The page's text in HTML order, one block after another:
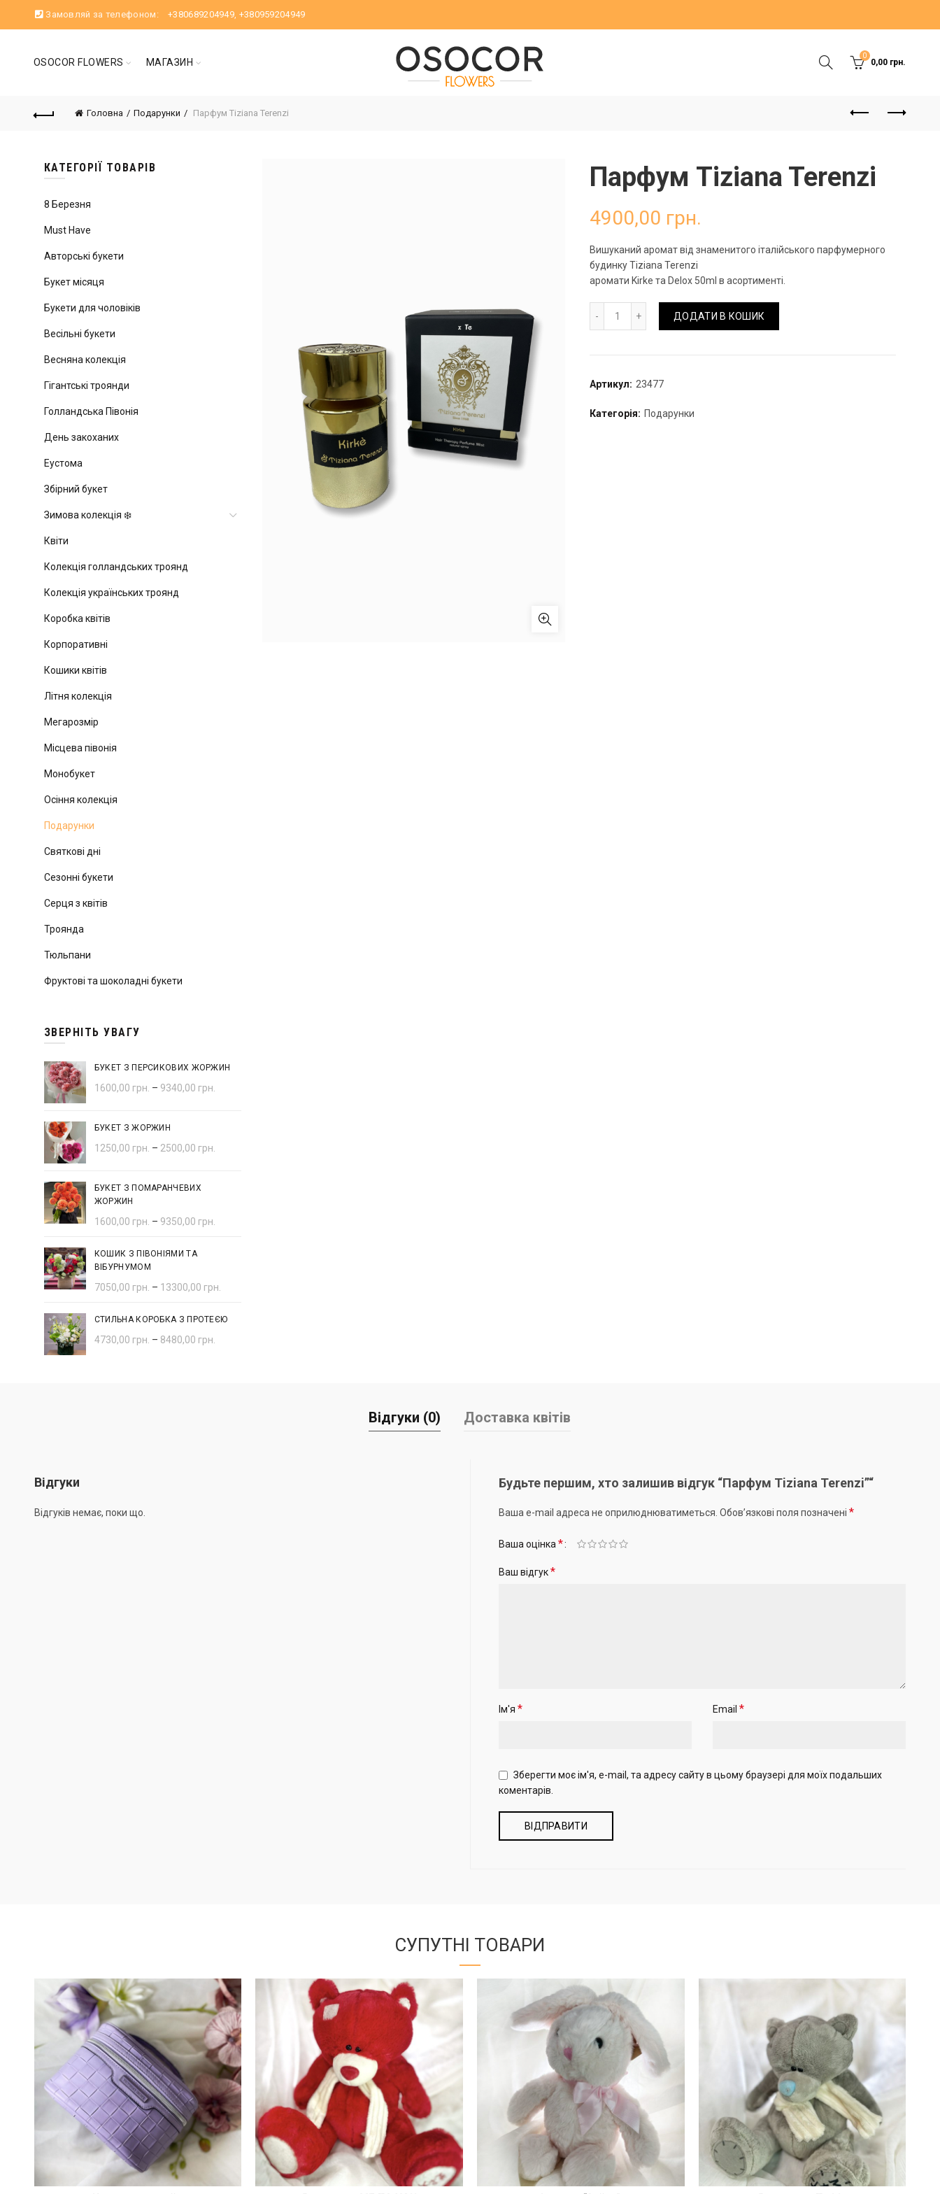
Замовляй за телефоном: +380689204949, +380959204949
OSOCOR FLOWERS МАГАЗИН
0
0,00грн.
Головна Подарунки Парфум Tiziana Terenzi
Парфум Tiziana Terenzi
4900,00 грн.
Вишуканий аромат від знаменитого італійського парфумерного
будинку Tiziana Terenzi
аромати Kirke та Delox 50ml в асортименті.
ДОДАТИ В КОШИК
Артикул: 23477
Категорія: Подарунки
КАТЕГОРІЇ ТОВАРІВ
8 Березня
Must Have
Авторські букети
Букет місяця
Букети для чоловіків
Весільні букети
Весняна колекція
Гігантські троянди
Голландська Півонія
День закоханих
Еустома
Збірний букет
Зимова колекція ❄️
Квіти
Колекція голландських троянд
Колекція українських троянд
Коробка квітів
Корпоративні
Кошики квітів
Літня колекція
Мегарозмір
Місцева півонія
Монобукет
Осіння колекція
Подарунки
Святкові дні
Сезонні букети
Серця з квітів
Троянда
Тюльпани
Фруктові та шоколадні букети
ЗВЕРНІТЬ УВАГУ
БУКЕТ З ПЕРСИКОВИХ ЖОРЖИН
1600,00 грн. – 9340,00 грн.
БУКЕТ З ЖОРЖИН
1250,00 грн. – 2500,00 грн.
БУКЕТ З ПОМАРАНЧЕВИХ
ЖОРЖИН
1600,00 грн. – 9350,00 грн.
КОШИК З ПІВОНІЯМИ ТА
ВІБУРНУМОМ
7050,00 грн. – 13300,00 грн.
СТИЛЬНА КОРОБКА З ПРОТЕЄЮ
4730,00 грн. – 8480,00 грн.
Відгуки (0) Доставка квітів
Відгуки
Відгуків немає, поки що.
Будьте першим, хто залишив відгук “Парфум Tiziana Terenzi”“
Ваша e-mail адреса не оприлюднюватиметься. Обов’язкові поля позначені *
Ваша оцінка *
Ваш відгук*
Ім'я * Email*
Зберегти моє ім'я, e-mail, та адресу сайту в цьому браузері для моїх подальших
коментарів.
СУПУТНІ ТОВАРИ